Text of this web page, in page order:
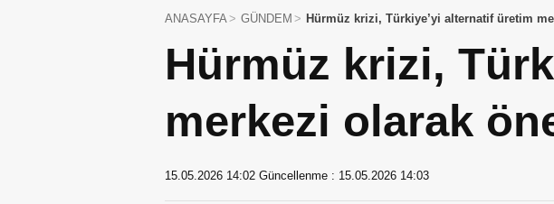
ANASAYFA GÜNDEM Hürmüz krizi, Türkiye’yi alternatif üretim
Hürmüz krizi,
merkezi olarak
15.05.2026 14:02 Güncellenme : 15.05.2026 14:03